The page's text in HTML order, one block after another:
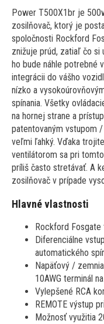
Power T500X1br je
zosilňovač, ktorý je
spoločnosti Rockford
znižuje prúd, zatiaľ čo si
ho bude náhle potrebné
integrácii do vášho
nízko a
spínania. Všetky
na hornej strane a
patentovaným vstupom
veľmi ľahký. Vďaka
ventilátorom sa pri
príliš často stretávať. A
zosilňovač v prípade
Hlavné vlastnosti
Rockford Fosgate
Diferenciálne
automatického
Napäťový /
10AWG terminál
Vylepšené RCA
REMOTE výstup
Možnosť využitia